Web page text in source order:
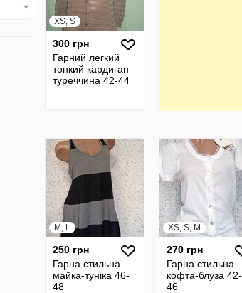
XS, S
300 грн
Гарний легкий
тонкий кардиган
туреччина 42-44
M, L
250 грн
Гарна стильна
майка-туніка 46-
48
XS, S, M
270 грн
Гарна стильна
кофта-блуза 42-
46